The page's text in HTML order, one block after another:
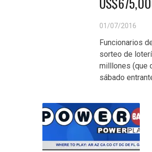
01/07/2016
Funcionarios
sorteo de
milllones (que
sábado